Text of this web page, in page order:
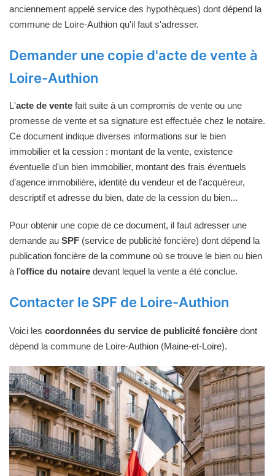
anciennement appelé service des hypothèques) dont dépend la
commune de Loire-Authion qu'il faut s'adresser.
Demander une copie d'acte de vente à
Loire-Authion
L'acte de vente fait suite à un compromis de vente ou une
promesse de vente et sa signature est effectuée chez le notaire.
Ce document indique diverses informations sur le bien
immobilier et la cession : montant de la vente, existence
éventuelle d'un bien immobilier, montant des frais éventuels
d'agence immobilière, identité du vendeur et de l'acquéreur,
descriptif et adresse du bien, date de la cession du bien...
Pour obtenir une copie de ce document, il faut adresser une
demande au SPF (service de publicité foncière) dont dépend la
publication foncière de la commune où se trouve le bien ou bien
à l'office du notaire devant lequel la vente a été conclue.
Contacter le SPF de Loire-Authion
Voici les coordonnées du service de publicité foncière dont
dépend la commune de Loire-Authion (Maine-et-Loire).